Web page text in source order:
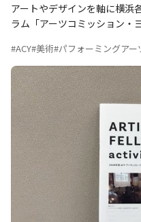
アートやデザインを軸に横浜
ラム「アーツコミッション・
#ACY#美術#パフォーミングアー